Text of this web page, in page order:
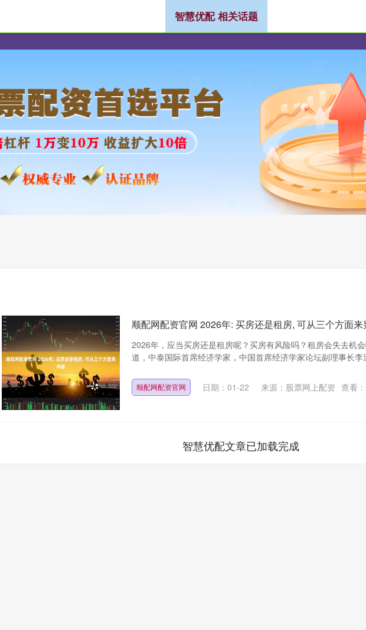
智慧优配 相关话题
顺配网配资官网 2026年: 买房还是租房, 可从三个方面来
2026年，应当买房还是租房呢？买房有风险吗？租房会失去机
道，中泰国际首席经济学家，中国首席经济学家论坛副理事长
顺配网配资官网 日期：01-22 来源：股票网上配资 查看：
智慧优配文章已加载完成